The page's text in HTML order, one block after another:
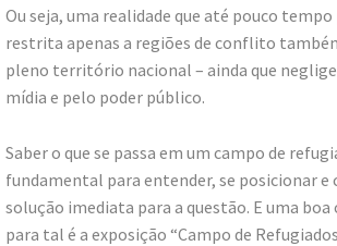
Ou seja, uma realidade que até pouco tempo
restrita apenas a regiões de conflito
pleno território nacional – ainda que
mídia e pelo poder público.
Saber o que se passa em um campo de
fundamental para entender, se posicionar e
solução imediata para a questão. E uma
para tal é a exposição “Campo de